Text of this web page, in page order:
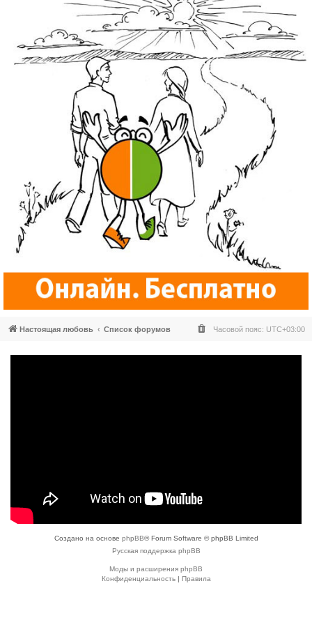
Настоящая любовь Список форумов Часовой пояс: UTC+03:00
Создано на основе phpBB® Forum Software © phpBB Limited
Русская поддержка phpBB
Моды и расширения phpBB
Конфиденциальность| Правила